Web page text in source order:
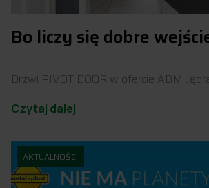
Bo liczy się dobre
Drzwi PIVOT DOOR w ofercie ABM
Czytaj dalej
AKTUALNOŚCI